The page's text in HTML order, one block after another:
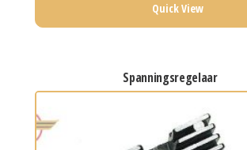
Quick View
spanningsregelaar